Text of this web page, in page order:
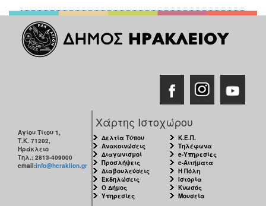
Αγίου Τίτου 1,
Τ.Κ. 71202,
Ηράκλειο
Τηλ.: 2813-409000
email:info@heraklion.gr
Χάρτης Ιστοχώρου
Δελτία Τύπου
Ανακοινώσεις
Διαγωνισμοί
Προσλήψεις
Διαβουλεύσεις
Εκδηλώσεις
Ο Δήμος
Υπηρεσίες
Κ.Ε.Π.
Τηλέφωνα
e-Υπηρεσίες
e-Αιτήματα
Η Πόλη
Ιστορία
Κνωσός
Μουσεία